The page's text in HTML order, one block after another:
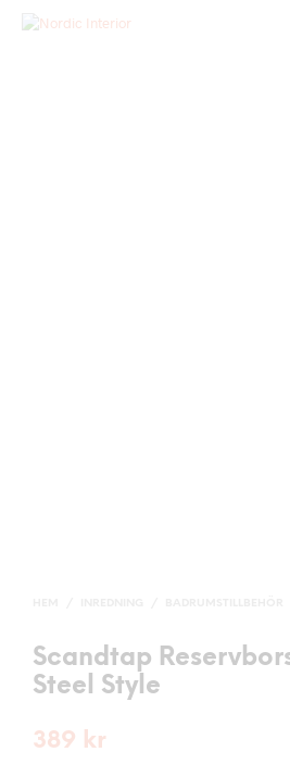
Scandtap
Steel Style
389 kr